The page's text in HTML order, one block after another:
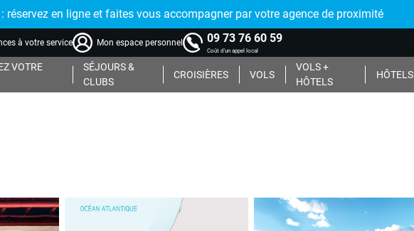
: réservez en ligne et faites vous accompagner par votre agence de proximité
à votre service Mon espace personnel 09 73 76 60 59
Coût d'un appel local
VOTRE
SÉJOURS &
CLUBS
CROISIÈRES VOLS
VOLS +
HÔTELS
HÔTELS